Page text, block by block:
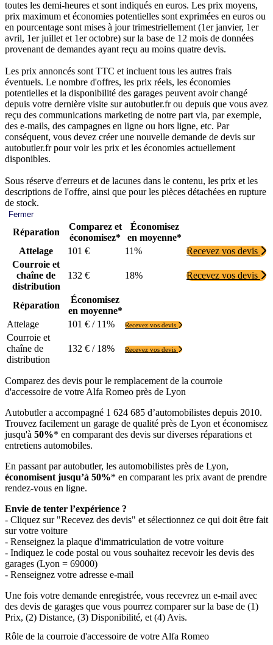
toutes les demi-heures et sont indiqués en euros. Les prix moyens,
prix maximum et économies potentielles sont exprimées en euros ou
en pourcentage sont mises à jour trimestriellement (1er janvier, 1er
avril, 1er juillet et 1er octobre) sur la base de 12 mois de données
provenant de demandes ayant reçu au moins quatre devis.
Les prix annoncés sont TTC et incluent tous les autres frais
éventuels. Le nombre d'offres, les prix réels, les économies
potentielles et la disponibilité des garages peuvent avoir changé
depuis votre dernière visite sur autobutler.fr ou depuis que vous avez
reçu des communications marketing de notre part via, par exemple,
des e-mails, des campagnes en ligne ou hors ligne, etc. Par
conséquent, vous devez créer une nouvelle demande de devis sur
autobutler.fr pour voir les prix et les économies actuellement
disponibles.
Sous réserve d'erreurs et de lacunes dans le contenu, les prix et les
descriptions de l'offre, ainsi que pour les pièces détachées en rupture
de stock.
Fermer
Réparation
Comparez et
économisez*
Économisez
en moyenne*
Attelage
101 € 11%
Recevez vos devis
Courroie et
chaîne de
distribution
132 € 18% Recevez vos devis
Réparation
Économisez
en moyenne*
Attelage
101 € / 11% Recevez vos devis
Courroie et
chaîne de
distribution
132 € / 18% Recevez vos devis
Comparez des devis pour le remplacement de la courroie
d'accessoire de votre Alfa Romeo près de Lyon
Autobutler a accompagné 1 624 685 d’automobilistes depuis 2010.
Trouvez facilement un garage de qualité près de Lyon et économisez
jusqu'à 50%* en comparant des devis sur diverses réparations et
entretiens automobiles.
En passant par autobutler, les automobilistes près de Lyon,
économisent jusqu’à 50%* en comparant les prix avant de prendre
rendez-vous en ligne.
Envie de tenter l’expérience ?
- Cliquez sur "Recevez des devis" et sélectionnez ce qui doit être fait
sur votre voiture
- Renseignez la plaque d'immatriculation de votre voiture
- Indiquez le code postal ou vous souhaitez recevoir les devis des
garages (Lyon = 69000)
- Renseignez votre adresse e-mail
Une fois votre demande enregistrée, vous recevrez un e-mail avec
des devis de garages que vous pourrez comparer sur la base de (1)
Prix, (2) Distance, (3) Disponibilité, et (4) Avis.
Rôle de la courroie d'accessoire de votre Alfa Romeo